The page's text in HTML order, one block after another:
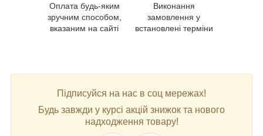
Оплата будь-яким
зручним способом,
вказаним на сайті
Виконання
замовлення у
встановлені терміни
Підписуйся на нас в соц мережах!
Будь завжди у курсі акцій знижок та нового
надходження товару!